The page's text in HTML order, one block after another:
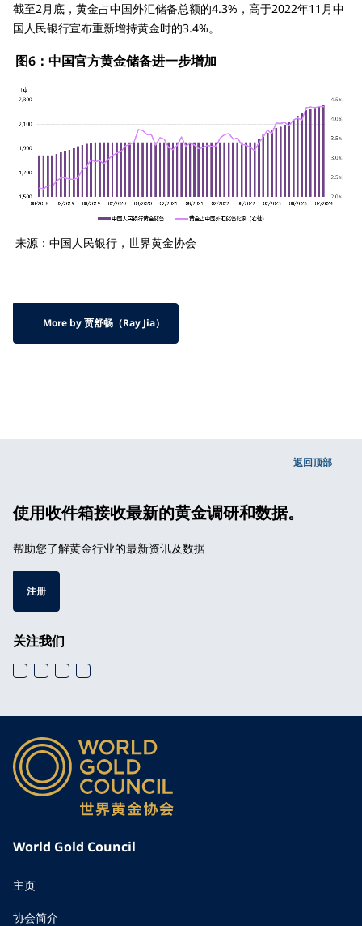
截至2月底，黄金占中国外汇储备总额的4.3%，高于2022年11月中
国人民银行宣布重新增持黄金时的3.4%。
图6：中国官方黄金储备进一步增加
来源：中国人民银行，世界黄金协会
More by 贾舒畅（Ray Jia）
返回顶部
使用收件箱接收最新的黄金调研和数据。
帮助您了解黄金行业的最新资讯及数据
注册
关注我们
World Gold Council
主页
协会简介